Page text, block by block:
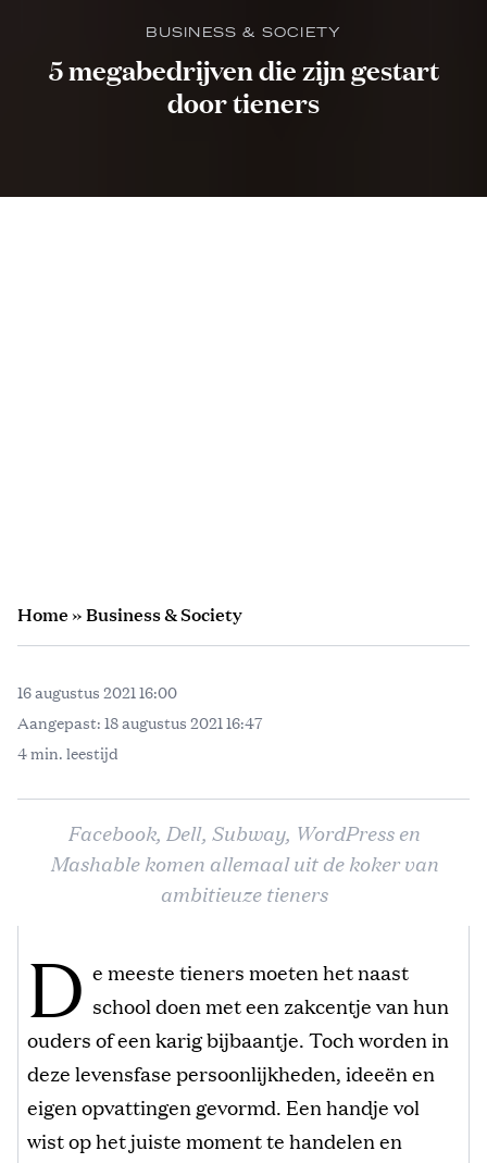
BUSINESS & SOCIETY
5 megabedrijven die zijn gestart
door tieners
Home»Business & Society
16 augustus 2021 16:00
Aangepast: 18 augustus 2021 16:47
4 min. leestijd
Facebook, Dell, Subway, WordPress en
Mashable komen allemaal uit de koker van
ambitieuze tieners
D e meeste tieners moeten het naast
school doen met een zakcentje van hun
ouders of een karig bijbaantje. Toch worden in
deze levensfase persoonlijkheden, ideeën en
eigen opvattingen gevormd. Een handje vol
wist op het juiste moment te handelen en